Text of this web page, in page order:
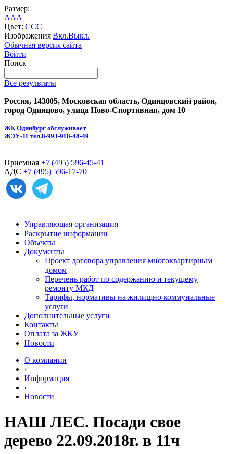
Размер:
AAA
Цвет: CCC
Изображения Вкл.Выкл.
Обычная версия сайта
Войти
Поиск
Все результаты
Россия, 143005, Московская область, Одинцовский район,
город Одинцово, улица Ново-Спортивная, дом 10
ЖК Одинбург обслуживает
ЖЭУ-11 тел.8-993-918-48-49
Приемная +7 (495) 596-45-41
АДС +7 (495) 596-17-70
Управляющая организация
Раскрытие информации
Объекты
Документы
Проект договора управления многоквартирным
домом
Перечень работ по содержанию и текущему
ремонту МКД
Тарифы, нормативы на жилищно-коммунальные
услуги
Дополнительные услуги
Контакты
Оплата за ЖКУ
Новости
О компании
›
Информация
›
Новости
НАШ ЛЕС. Посади свое
дерево 22.09.2018г. в 11ч